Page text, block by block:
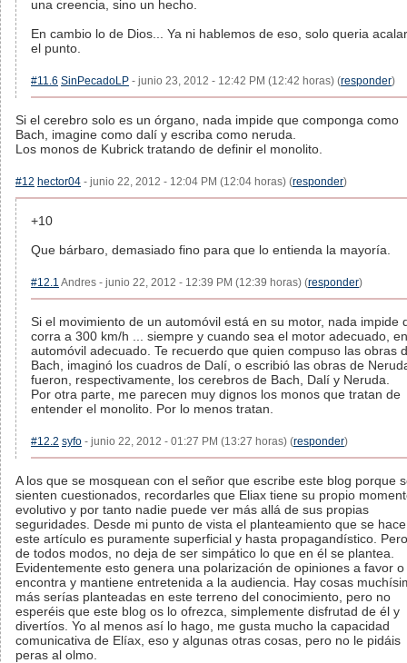
una creencia, sino un hecho.
En cambio lo de Dios... Ya ni hablemos de eso, solo queria
el punto.
#11.6 SinPecadoLP - junio 23, 2012 - 12:42 PM (12:42 horas) (responder)
Si el cerebro solo es un órgano, nada impide que componga como
Bach, imagine como dalí y escriba como neruda.
Los monos de Kubrick tratando de definir el monolito.
#12 hector04 - junio 22, 2012 - 12:04 PM (12:04 horas) (responder)
+10
Que bárbaro, demasiado fino para que lo entienda la mayoría.
#12.1 Andres - junio 22, 2012 - 12:39 PM (12:39 horas) (responder)
Si el movimiento de un automóvil está en su motor, nada impide
corra a 300 km/h ... siempre y cuando sea el motor adecuado,
automóvil adecuado. Te recuerdo que quien compuso las obras
Bach, imaginó los cuadros de Dalí, o escribió las obras de
fueron, respectivamente, los cerebros de Bach, Dalí y Neruda.
Por otra parte, me parecen muy dignos los monos que tratan de
entender el monolito. Por lo menos tratan.
#12.2 syfo - junio 22, 2012 - 01:27 PM (13:27 horas) (responder)
A los que se mosquean con el señor que escribe este blog porque
sienten cuestionados, recordarles que Eliax tiene su propio
evolutivo y por tanto nadie puede ver más allá de sus propias
seguridades. Desde mi punto de vista el planteamiento que se
este artículo es puramente superficial y hasta propagandístico. Pero
de todos modos, no deja de ser simpático lo que en él se plantea.
Evidentemente esto genera una polarización de opiniones a favor o
encontra y mantiene entretenida a la audiencia. Hay cosas
más serías planteadas en este terreno del conocimiento, pero no
esperéis que este blog os lo ofrezca, simplemente disfrutad de él y
divertíos. Yo al menos así lo hago, me gusta mucho la capacidad
comunicativa de Elíax, eso y algunas otras cosas, pero no le pidáis
peras al olmo.